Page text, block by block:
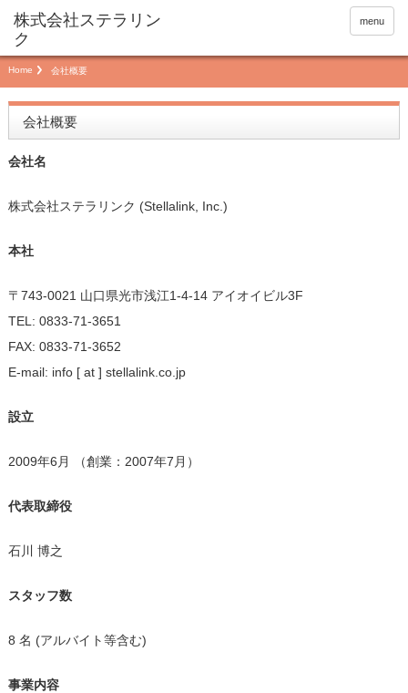
menu
Home 会社概要
会社概要
会社名
株式会社ステラリンク (Stellalink, Inc.)
本社
〒743-0021 山口県光市浅江1-4-14 アイオイビル3F
TEL: 0833-71-3651
FAX: 0833-71-3652
E-mail: info [ at ] stellalink.co.jp
設立
2009年6月 （創業：2007年7月）
代表取締役
石川 博之
スタッフ数
8 名 (アルバイト等含む)
事業内容